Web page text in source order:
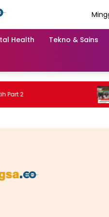
Health Tekno & Sains
04